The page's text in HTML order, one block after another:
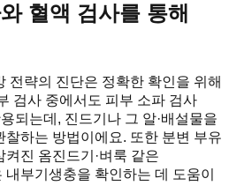
혈액 검사를 통해
전략의 진단은 정확한 확인을 위해
검사 중에서도 피부 소파 검사
되는데, 진드기나 그 알·배설물을
하는 방법이에요. 또한 분변 부유
진 옴진드기·벼룩 같은
부기생충을 확인하는 데 도움이